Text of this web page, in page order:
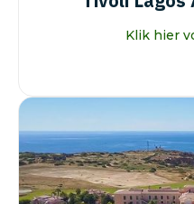
Klik hier